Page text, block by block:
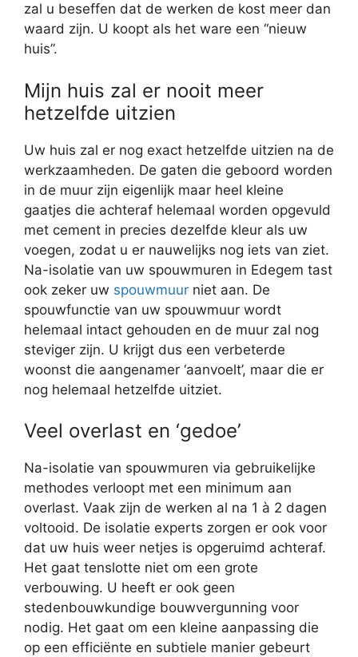
zal u beseffen dat de werken de kost meer dan
waard zijn. U koopt als het ware een “nieuw
huis”.
Mijn huis zal er nooit meer
hetzelfde uitzien
Uw huis zal er nog exact hetzelfde uitzien na de
werkzaamheden. De gaten die geboord worden
in de muur zijn eigenlijk maar heel kleine
gaatjes die achteraf helemaal worden opgevuld
met cement in precies dezelfde kleur als uw
voegen, zodat u er nauwelijks nog iets van ziet.
Na-isolatie van uw spouwmuren in Edegem tast
ook zeker uw spouwmuur niet aan. De
spouwfunctie van uw spouwmuur wordt
helemaal intact gehouden en de muur zal nog
steviger zijn. U krijgt dus een verbeterde
woonst die aangenamer ‘aanvoelt’, maar die er
nog helemaal hetzelfde uitziet.
Veel overlast en ‘gedoe’
Na-isolatie van spouwmuren via gebruikelijke
methodes verloopt met een minimum aan
overlast. Vaak zijn de werken al na 1 à 2 dagen
voltooid. De isolatie experts zorgen er ook voor
dat uw huis weer netjes is opgeruimd achteraf.
Het gaat tenslotte niet om een grote
verbouwing. U heeft er ook geen
stedenbouwkundige bouwvergunning voor
nodig. Het gaat om een kleine aanpassing die
op een efficiënte en subtiele manier gebeurt